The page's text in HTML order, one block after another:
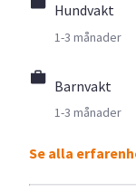
Hundvakt
1-3 månader
Barnvakt
1-3 månader
Se alla